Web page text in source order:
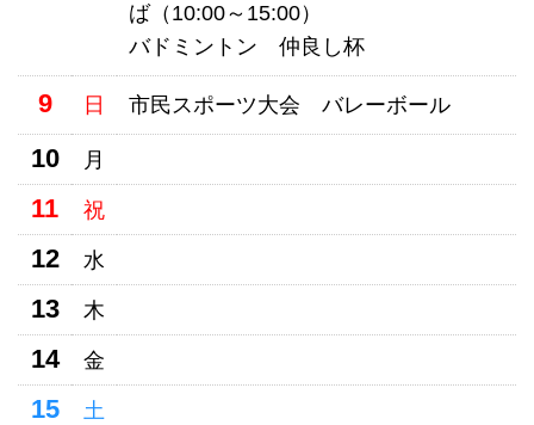
ば（10:00～15:00）
バドミントン 仲良し杯
9 日 市民スポーツ大会 バレーボール
10 月
11 祝
12 水
13 木
14 金
15 土